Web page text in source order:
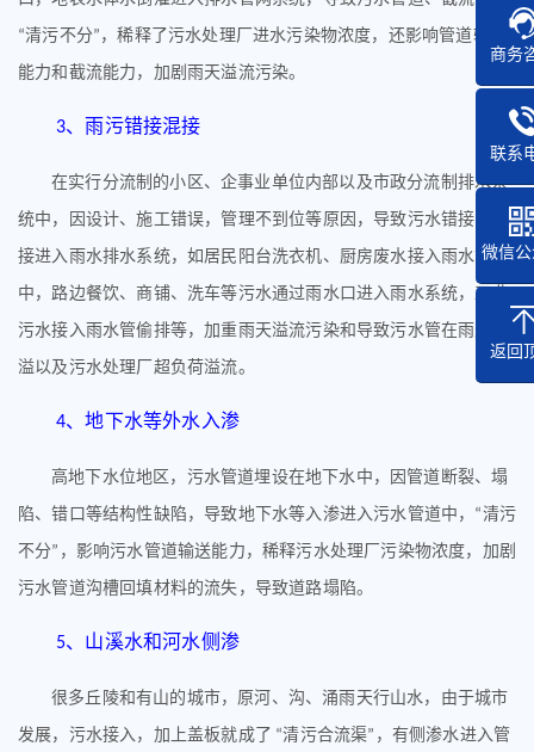
“清污不分” ，稀释了污水处理厂进水污染物浓度，还影响管道输送
能力和截流能力，加剧雨天溢流污染。
3、 雨污错接混接
在实行分流制的小区、企事业单位内部以及市政分流制排水系
统中，因设计、施工错误，管理不到位等原因，导致污水错接、混
接进入雨水排水系统，如居民阳台洗衣机、厨房废水接入雨水管
中，路边餐饮、商铺、洗车等污水通过雨水口进入雨水系统，工业
污水接入雨水管偷排等，加重雨天溢流污染和导致污水管在雨天冒
溢以及污水处理厂超负荷溢流。
4、地下水等外水入渗
高地下水位地区，污水管道埋设在地下水中，因管道断裂、塌
陷、错口等结构性缺陷，导致地下水等入渗进入污水管道中， “清污
不分” ，影响污水管道输送能力，稀释污水处理厂污染物浓度，加剧
污水管道沟槽回填材料的流失，导致道路塌陷。
5、 山溪水和河水侧渗
很多丘陵和有山的城市，原河、沟、涌雨天行山水，由于城市
发展，污水接入，加上盖板就成了 “清污合流渠” ，有侧渗水进入管
商务
联系
微信
返回